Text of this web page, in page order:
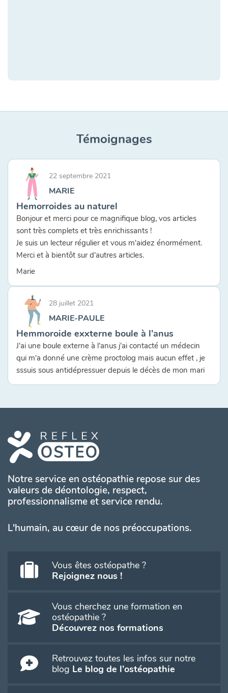
Témoignages
22 septembre 2021
MARIE
Hemorroides au naturel
Bonjour et merci pour ce magnifique blog, vos articles
sont très complets et très enrichissants !
Je suis un lecteur régulier et vous m'aidez énormément.
Merci et à bientôt sur d'autres articles.
Marie
28 juillet 2021
MARIE-PAULE
Hemmoroide exxterne boule à l'anus
J'ai une boule externe à l'anus j'ai contacté un médecin
qui m'a donné une crème proctolog mais aucun effet , je
sssuis sous antidépressuer depuis le décès de mon mari
Notre service en ostéopathie repose sur des
valeurs de déontologie, respect,
professionnalisme et service rendu.
L'humain, au cœur de nos préoccupations.
Vous êtes ostéopathe ?
Rejoignez nous !
Vous cherchez une formation en
ostéopathie ?
Découvrez nos formations
Retrouvez toutes les infos sur notre
blog Le blog de l'ostéopathie